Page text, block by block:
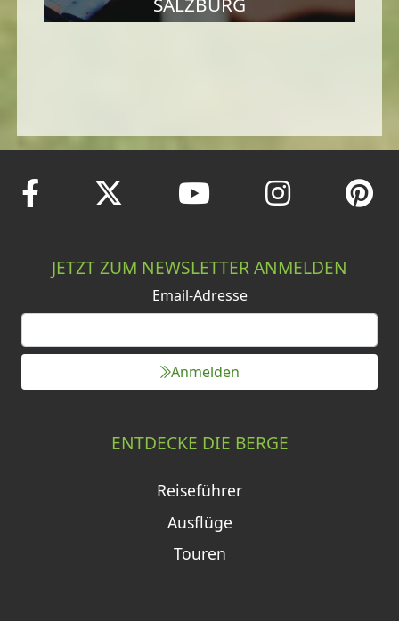
JETZT ZUM NEWSLETTER ANMELDEN
Email-Adresse
Anmelden
ENTDECKE DIE BERGE
Reiseführer
Ausflüge
Touren